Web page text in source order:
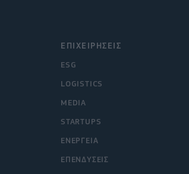
ΕΠΙΧΕΙΡΗΣΕΙΣ
ESG
LOGISTICS
MEDIA
STARTUPS
ΕΝΕΡΓΕΙΑ
ΕΠΕΝΔΥΣΕΙΣ